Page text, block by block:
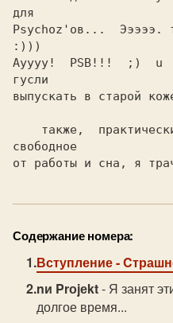
для
Psychoz'ов...  Эээээ.
:)))
Ауууу!  PSB!!!  ;)  u
гусли
выпускать в старой
свободное
Содержание номера:
Вступление-
nи Prоjеkt- Я занят
долгое время...